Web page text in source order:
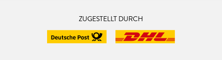
ZUGESTELLT DURCH